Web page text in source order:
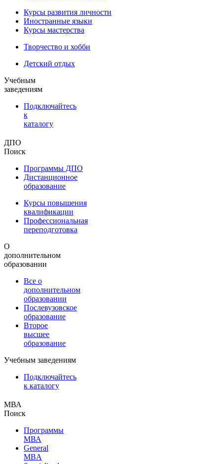
Курсы развития личности
Иностранные языки
Курсы мастерства
Творчество и хобби
Детский отдых
Учебным
заведениям
Подключайтесь
к
каталогу
ДПО
Поиск
Программы ДПО
Дистанционное
образование
Курсы повышения
квалификации
Профессиональная
переподготовка
О
дополнительном
образовании
Все о
дополнительном
образовании
Послевузовское
образование
Второе
высшее
образование
Учебным заведениям
Подключайтесь
к каталогу
МВА
Поиск
Программы
МВА
General
MBA